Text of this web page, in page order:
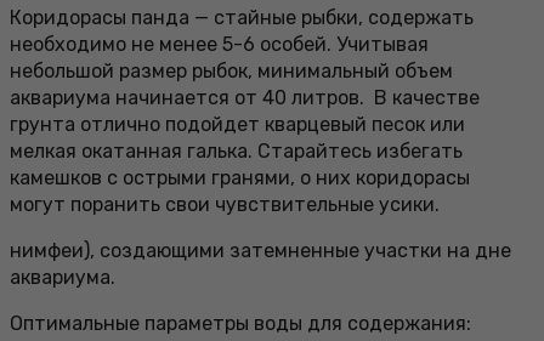
Коридорасы панда — стайные рыбки, содержать
необходимо не менее 5-6 особей. Учитывая
небольшой размер рыбок, минимальный объем
аквариума начинается от 40 литров. В качестве
грунта отлично подойдет кварцевый песок или
мелкая окатанная галька. Старайтесь избегать
камешков с острыми гранями, о них коридорасы
могут поранить свои чувствительные усики.
нимфеи), создающими затемненные участки на дне
аквариума.
Оптимальные параметры воды для содержания: